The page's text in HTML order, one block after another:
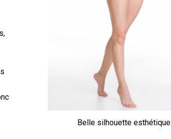
Belle silhouette esthétique